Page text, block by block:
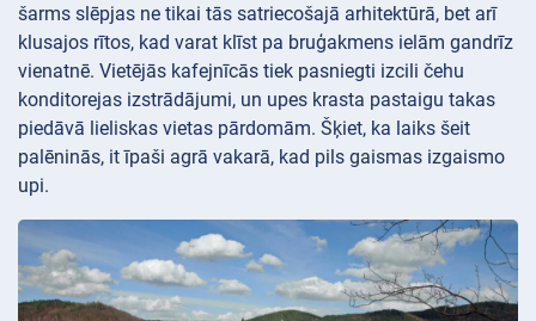
šarms slēpjas ne tikai tās satriecošajā arhitektūrā, bet arī
klusajos rītos, kad varat klīst pa bruģakmens ielām gandrīz
vienatnē. Vietējās kafejnīcās tiek pasniegti izcili čehu
konditorejas izstrādājumi, un upes krasta pastaigu takas
piedāvā lieliskas vietas pārdomām. Šķiet, ka laiks šeit
palēninās, it īpaši agrā vakarā, kad pils gaismas izgaismo
upi.